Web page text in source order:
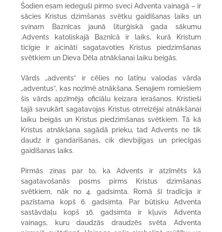
Šodien esam iedeguši pirmo sveci Adventa vainagā – ir
sācies Kristus dzimšanas svētku gaidīšanas laiks un
svinam Baznīcas jaunā liturģiskā gada sākumu
.Advents katoliskajā Baznīcā ir laiks, kurā Kristum
ticīgie ir aicināti sagatavoties Kristus piedzimšanas
svētkiem un Dieva Dēla atnākšanai laiku beigās.
Vārds „advents” ir cēlies no latīņu valodas vārda
„adventus”, kas nozīmē atnākšana. Senajiem romiešiem
šis vārds apzīmēja oficiālu ķeizara ierašanos. Kristieši
tajā savukārt sagatavojas Kristus otrreizējai atnākšanai
laiku beigās un Kristus piedzimšanas svētkiem. Tā kā
Kristus atnākšana sagādā prieku, tad Advents ne tik
daudz ir gandarīšanas, cik dievbijīgas un priecīgas
gaidīšanas laiks.
Pirmās ziņas par to, ka Advents ir atzīmēts kā
sagatavošanās posms pirms Kristus dzimšanas
svētkiem, nāk no 4. gadsimta. Romā šī tradīcija ir
pazīstama kopš 6. gadsimta. Par būtisku Adventa
sastāvdaļu kopš 16. gadsimta ir kļuvis Adventa
vainags, kuru daudzās draudzēs svēta Adventa